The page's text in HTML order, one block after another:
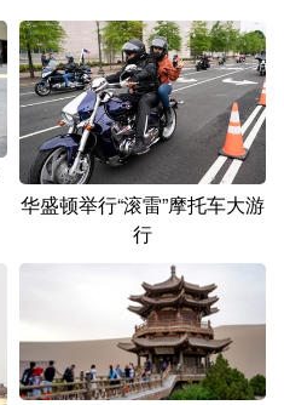
湖北 湖南
海南 重庆
云南 西藏
青海 宁夏
Français عربى
华盛顿举行“滚雷”摩托车大游
行